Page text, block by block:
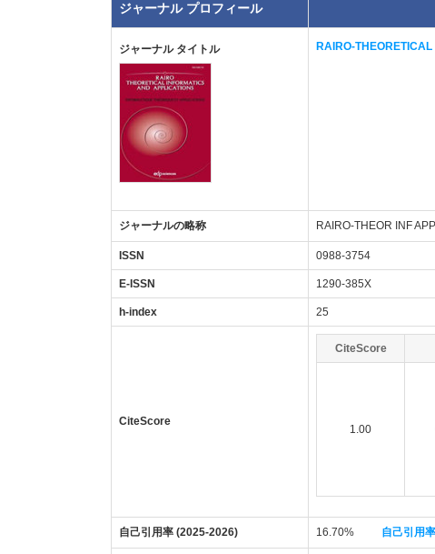
ジャーナル プロフィール
ジャーナル タイトル RAIRO-
ジャーナルの略称 RAIRO-THEOR INF
ISSN 0988-3754
E-ISSN 1290-385X
h-index 25
CiteScore
CiteScore
1.00
自己引用率 (2025-2026) 16.70% 自己引用